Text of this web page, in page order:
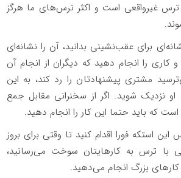
ترس غیرواقعی است و اکثر ترس‌های ما هرگز
برای عقب‌نشینی بدانید، آن را نشانه‌ای
و کاری را انجام دهید که دیگران از انجام آن
مشتری پیشنهادتان را رد کند، به‌ این
نزدیک شوید. اگر از سخنرانی مقابل جمع
که باید حتما این کار را انجام دهید.
این استکه فورا اقدام کنید تا وقتی برای بروز
با ترس به کارهایتان سوخت می‌رسانید،
بزرگ انجام می‌دهید.